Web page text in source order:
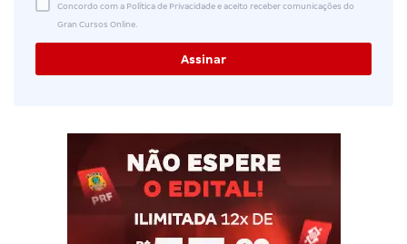
Concordo com a Política de Privacidade e aceito receber comunicações do
Gran Cursos Online.